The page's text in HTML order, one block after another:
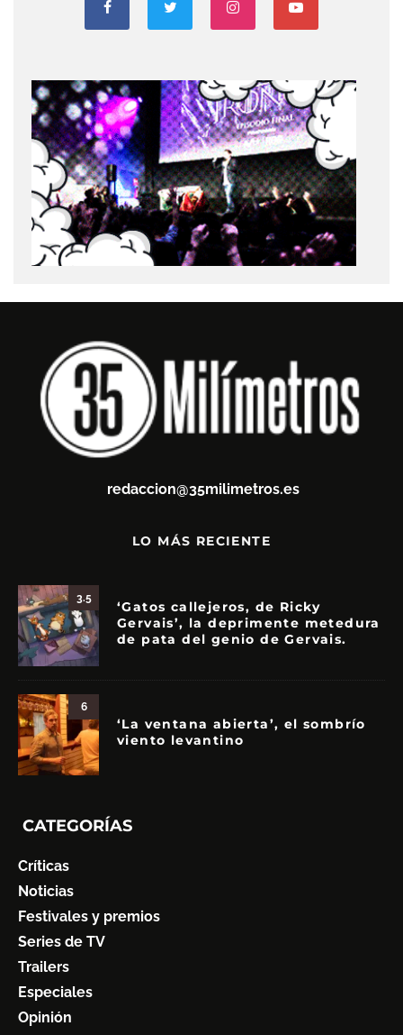
redaccion@35milimetros.es
LO MÁS RECIENTE
3.5
‘Gatos callejeros, de Ricky
Gervais’, la deprimente metedura
de pata del genio de Gervais.
6
‘La ventana abierta’, el sombrío
viento levantino
CATEGORÍAS
Críticas
Noticias
Festivales y premios
Series de TV
Trailers
Especiales
Opinión